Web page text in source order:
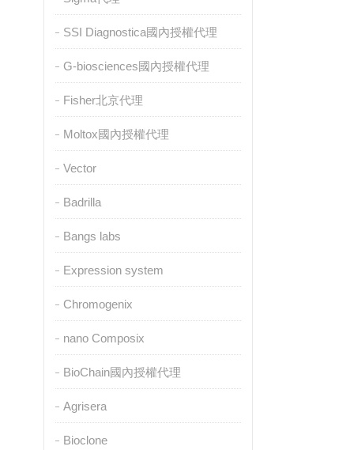
SSI Diagnostica國內授權代理
G-biosciences國內授權代理
Fisher北京代理
Moltox國內授權代理
Vector
Badrilla
Bangs labs
Expression system
Chromogenix
nano Composix
BioChain國內授權代理
Agrisera
Bioclone